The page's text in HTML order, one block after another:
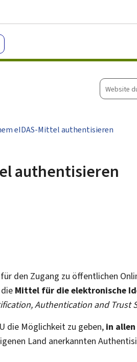
Website
eIDAS-Mittel authentisieren
authentisieren
den Zugang zu öffentlichen
Mittel für die elektronische
Authentication and Trust
die Möglichkeit zu geben, in
Land anerkannten